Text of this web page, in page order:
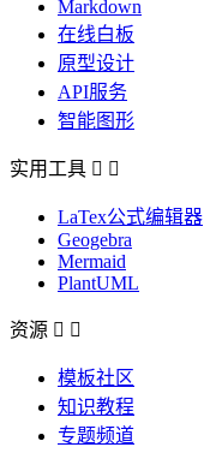
Markdown
在线白板
原型设计
API服务
智能图形
实用工具  
LaTex公式编辑器
Geogebra
Mermaid
PlantUML
资源  
模板社区
知识教程
专题频道